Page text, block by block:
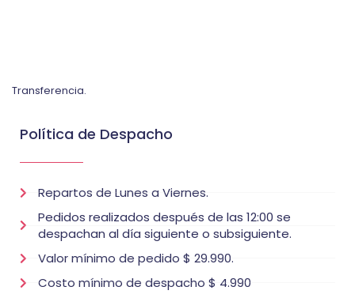
Transferencia.
Política de Despacho
Repartos de Lunes a Viernes.
Pedidos realizados después de las 12:00 se
despachan al día siguiente o subsiguiente.
Valor mínimo de pedido $ 29.990.
Costo mínimo de despacho $ 4.990